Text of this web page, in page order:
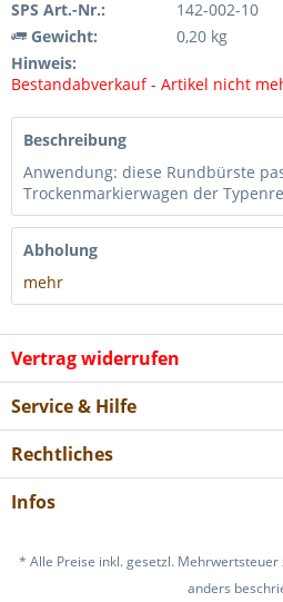
SPS Art.-Nr.:
142-002-10
Gewicht:
0,20 kg
Hinweis:
Bestandabverkauf - Artikel nicht
Beschreibung
Anwendung: diese Rundbürste
Trockenmarkierwagen der
Abholung
mehr
Vertrag widerrufen
Service & Hilfe
Rechtliches
Infos
* Alle Preise inkl. gesetzl. Mehrwertsteuer
anders